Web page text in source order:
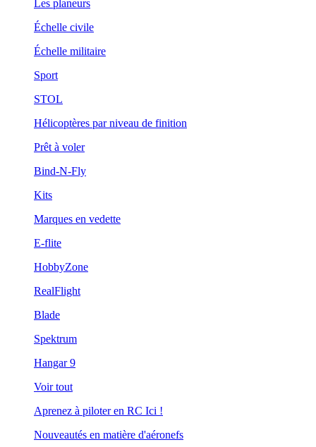
Les planeurs
Échelle civile
Échelle militaire
Sport
STOL
Hélicoptères par niveau de finition
Prêt à voler
Bind-N-Fly
Kits
Marques en vedette
E-flite
HobbyZone
RealFlight
Blade
Spektrum
Hangar 9
Voir tout
Aprenez à piloter en RC Ici !
Nouveautés en matière d'aéronefs